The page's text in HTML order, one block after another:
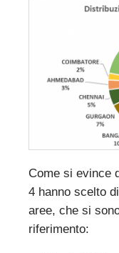
Come si evince
4 hanno scelto
aree, che si
riferimento: